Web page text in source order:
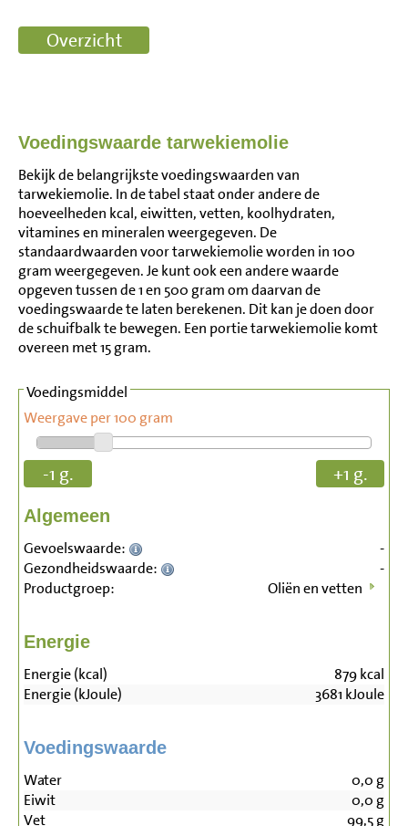
Voedingswaarde tarwekiemolie
Bekijk de belangrijkste voedingswaarden van
tarwekiemolie. In de tabel staat onder andere de
hoeveelheden kcal, eiwitten, vetten, koolhydraten,
vitamines en mineralen weergegeven. De
standaardwaarden voor tarwekiemolie worden in 100
gram weergegeven. Je kunt ook een andere waarde
opgeven tussen de 1 en 500 gram om daarvan de
voedingswaarde te laten berekenen. Dit kan je doen door
de schuifbalk te bewegen. Een portie tarwekiemolie komt
overeen met 15 gram.
Voedingsmiddel
Weergave per 100 gram
-1 g. +1 g.
Algemeen
Gevoelswaarde:
-
Gezondheidswaarde:
-
Productgroep:
Oliën en vetten
Energie
Energie (kcal) 879kcal
Energie (kJoule)
3681 kJoule
Voedingswaarde
Water 0,0 g
Eiwit
0,0 g
Vet
99,5g